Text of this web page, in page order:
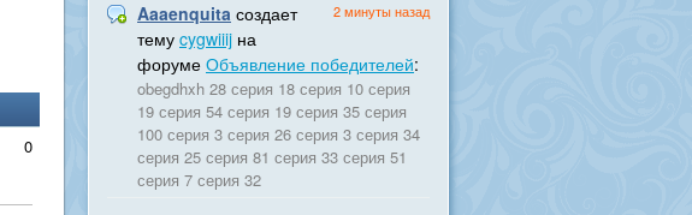
0
2 минуты назад
Aaaenquita создает
тему cygwiiij на
форуме Объявление победителей:
obegdhxh 28 серия 18 серия 10 серия
19 серия 54 серия 19 серия 35 серия
100 серия 3 серия 26 серия 3 серия 34
серия 25 серия 81 серия 33 серия 51
серия 7 серия 32